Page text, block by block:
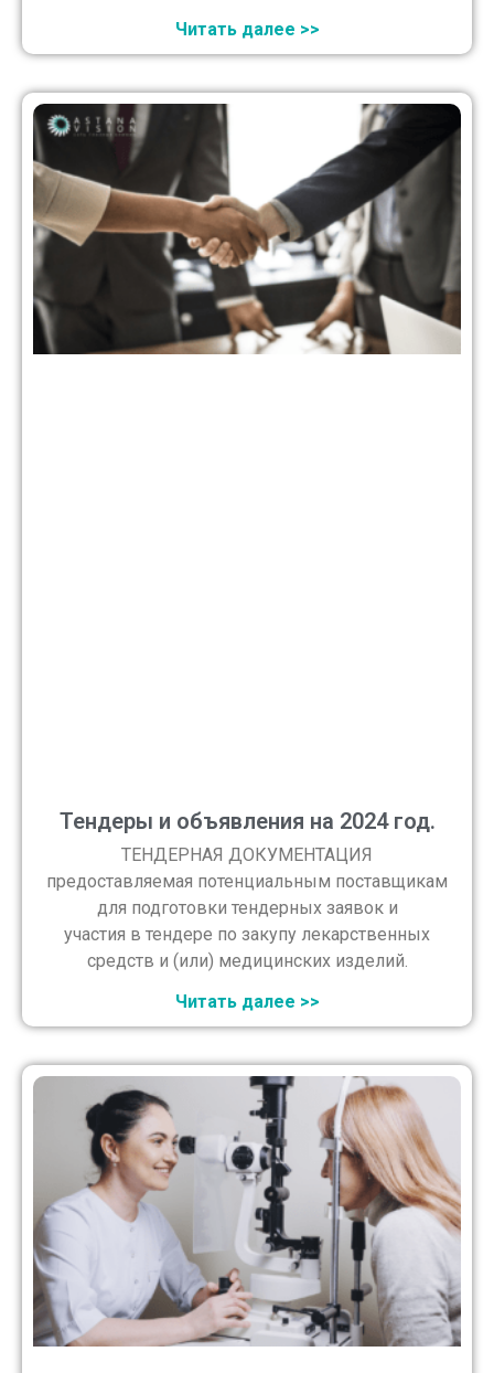
Читать далее >>
Тендеры и объявления на 2024 год.
ТЕНДЕРНАЯ ДОКУМЕНТАЦИЯ
предоставляемая потенциальным поставщикам
для подготовки тендерных заявок и
участия в тендере по закупу лекарственных
средств и (или) медицинских изделий.
Читать далее >>